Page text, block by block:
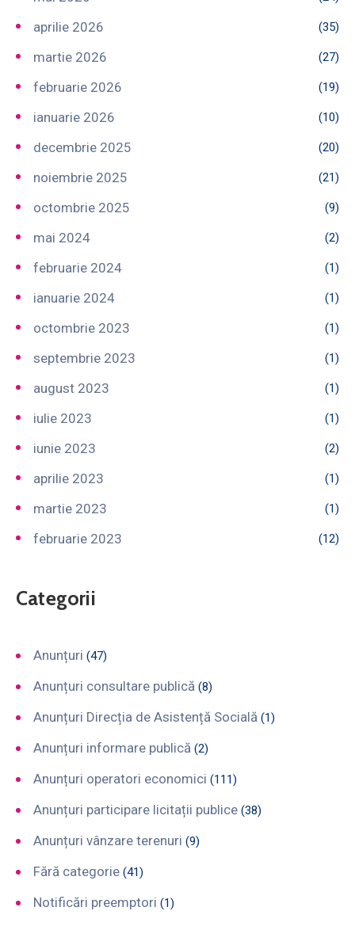
aprilie 2026 (35)
martie 2026 (27)
februarie 2026 (19)
ianuarie 2026 (10)
decembrie 2025 (20)
noiembrie 2025 (21)
octombrie 2025 (9)
mai 2024 (2)
februarie 2024 (1)
ianuarie 2024 (1)
octombrie 2023 (1)
septembrie 2023 (1)
august 2023 (1)
iulie 2023 (1)
iunie 2023 (2)
aprilie 2023 (1)
martie 2023 (1)
februarie 2023 (12)
Categorii
Anunțuri (47)
Anunțuri consultare publică (8)
Anunțuri Direcția de Asistență Socială (1)
Anunțuri informare publică (2)
Anunțuri operatori economici (111)
Anunțuri participare licitații publice (38)
Anunțuri vânzare terenuri (9)
Fără categorie (41)
Notificări preemptori (1)